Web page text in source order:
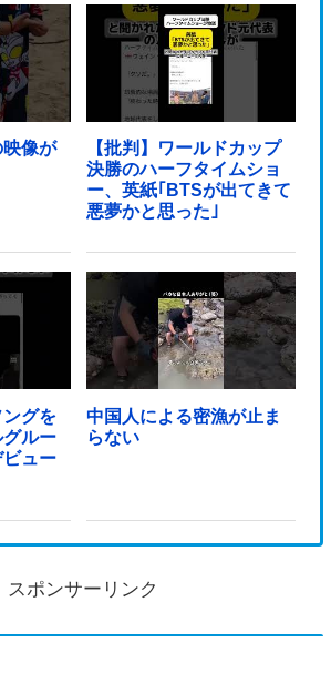
像が
【批判】ワールドカップ
決勝のハーフタイムショ
ー、英紙｢BTSが出てきて
悪夢かと思った｣
ングを
ルー
ュー
中国人による密漁が止ま
らない
スポンサーリンク